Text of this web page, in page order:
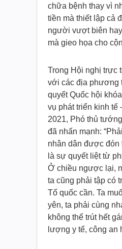
chữa bệnh thay vì
tiền mà thiết lập cả
người vượt biên
mà gieo họa cho
Trong Hội nghị trực
với các địa phương
quyết Quốc hội
vụ phát triển kinh tế
2021, Phó thủ
đã nhấn mạnh:
nhân dân được đón
là sự quyết liệt từ
Ở chiều ngược lại,
ta cũng phải tập có
Tổ quốc cần. Ta
yên, ta phải cùng
không thể trút hết
lượng y tế, công an